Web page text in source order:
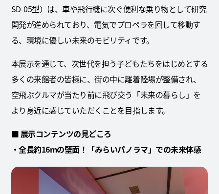
SD-05型）は、車や飛行機に次ぐ便利な乗り物として研究
開発が進められており、電気でプロペラを回して移動す
る、環境に優しい未来のモビリティです。
本展示を通じて、次世代を担う子どもたちをはじめとする
多くの来館者の皆様に、街の中に離着陸場が整備され、
空飛ぶクルマが当たり前に飛び交う「未来の暮らし」を
より身近に感じていただくことを目指します。
■ 展示コンテンツの見どころ
・全長約16mの壁面！「みらいパノラマ」での未来体感